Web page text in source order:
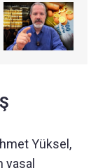
Yüksel,
yasal